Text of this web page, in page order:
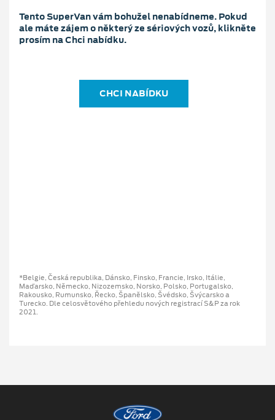
Tento SuperVan vám bohužel nenabídneme. Pokud
ale máte zájem o některý ze sériových vozů, klikněte
prosím na Chci nabídku.
CHCI NABÍDKU
*Belgie, Česká republika, Dánsko, Finsko, Francie, Irsko, Itálie,
Maďarsko, Německo, Nizozemsko, Norsko, Polsko, Portugalsko,
Rakousko, Rumunsko, Řecko, Španělsko, Švédsko, Švýcarsko a
Turecko. Dle celosvětového přehledu nových registrací S&P za rok
2021.